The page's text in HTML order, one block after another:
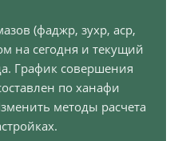
(фаджр, зухр, аср,
на сегодня и текущий
График совершения
по ханафи
методы расчета